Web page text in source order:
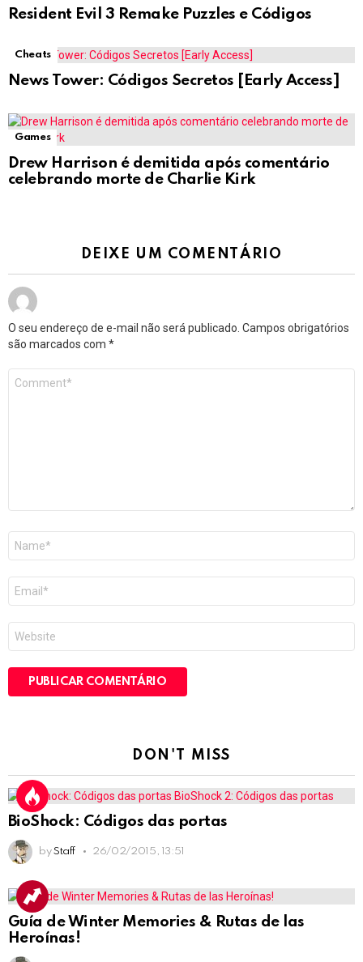
Resident Evil 3 Remake Puzzles e Códigos
Cheats
News Tower: Códigos Secretos [Early Access]
Games
Drew Harrison é demitida após comentário
celebrando morte de Charlie Kirk
DEIXE UM COMENTÁRIO
O seu endereço de e-mail não será publicado. Campos obrigatórios
são marcados com *
mail
*
DON'T MISS
BioShock: Códigos das portas
by Staff 26/02/2015, 13:51
Guía de Winter Memories & Rutas de las
Heroínas!